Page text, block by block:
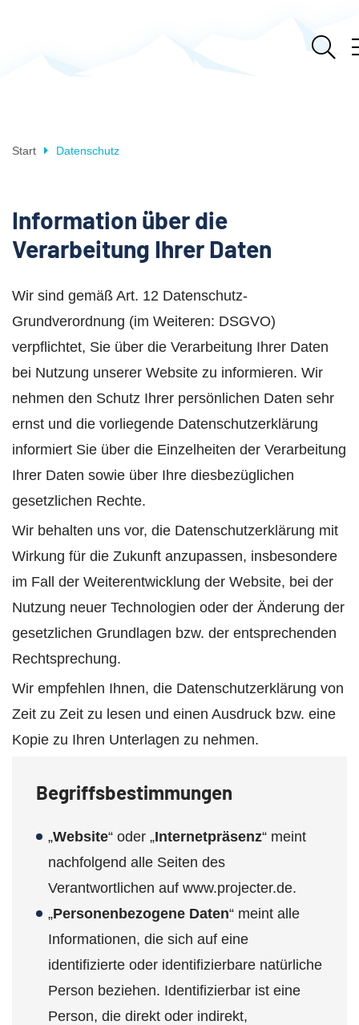
Start Datenschutz
Information über die
Verarbeitung Ihrer Daten
Wir sind gemäß Art. 12 Datenschutz-
Grundverordnung (im Weiteren: DSGVO)
verpflichtet, Sie über die Verarbeitung Ihrer Daten
bei Nutzung unserer Website zu informieren. Wir
nehmen den Schutz Ihrer persönlichen Daten sehr
ernst und die vorliegende Datenschutzerklärung
informiert Sie über die Einzelheiten der Verarbeitung
Ihrer Daten sowie über Ihre diesbezüglichen
gesetzlichen Rechte.
Wir behalten uns vor, die Datenschutzerklärung mit
Wirkung für die Zukunft anzupassen, insbesondere
im Fall der Weiterentwicklung der Website, bei der
Nutzung neuer Technologien oder der Änderung der
gesetzlichen Grundlagen bzw. der entsprechenden
Rechtsprechung.
Wir empfehlen Ihnen, die Datenschutzerklärung von
Zeit zu Zeit zu lesen und einen Ausdruck bzw. eine
Kopie zu Ihren Unterlagen zu nehmen.
Begriffsbestimmungen
„Website“ oder „Internetpräsenz“ meint
nachfolgend alle Seiten des
Verantwortlichen auf www.projecter.de.
„Personenbezogene Daten“ meint alle
Informationen, die sich auf eine
identifizierte oder identifizierbare natürliche
Person beziehen. Identifizierbar ist eine
Person, die direkt oder indirekt,